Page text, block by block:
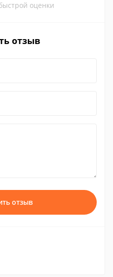
оценки
отзыв
отзыв